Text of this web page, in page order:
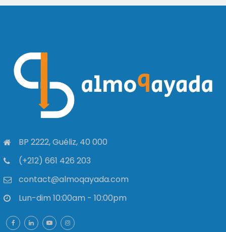
BP 2222, Guéliz, 40 000
(+212) 661 426 203
contact@almoqayada.com
Lun-dim 10:00am - 10:00pm